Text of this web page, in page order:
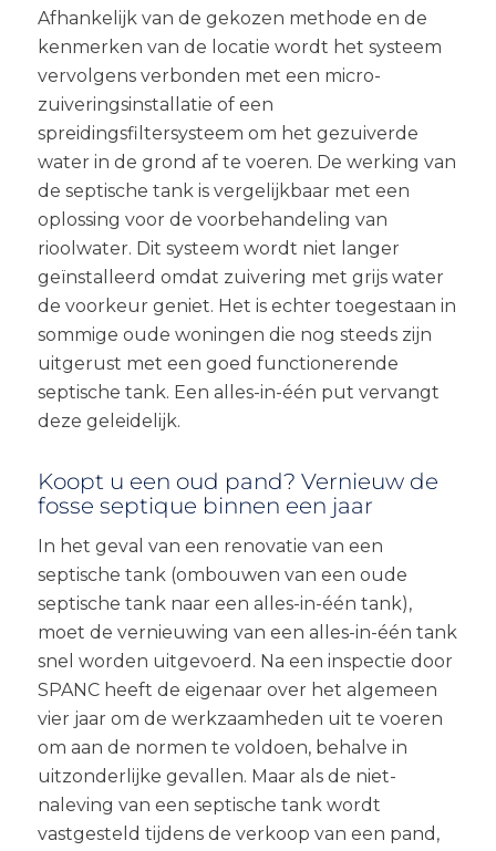
Afhankelijk van de gekozen methode en de
kenmerken van de locatie wordt het systeem
vervolgens verbonden met een micro-
zuiveringsinstallatie of een
spreidingsfiltersysteem om het gezuiverde
water in de grond af te voeren. De werking van
de septische tank is vergelijkbaar met een
oplossing voor de voorbehandeling van
rioolwater. Dit systeem wordt niet langer
geïnstalleerd omdat zuivering met grijs water
de voorkeur geniet. Het is echter toegestaan in
sommige oude woningen die nog steeds zijn
uitgerust met een goed functionerende
septische tank. Een alles-in-één put vervangt
deze geleidelijk.
Koopt u een oud pand? Vernieuw de
fosse septique binnen een jaar
In het geval van een renovatie van een
septische tank (ombouwen van een oude
septische tank naar een alles-in-één tank),
moet de vernieuwing van een alles-in-één tank
snel worden uitgevoerd. Na een inspectie door
SPANC heeft de eigenaar over het algemeen
vier jaar om de werkzaamheden uit te voeren
om aan de normen te voldoen, behalve in
uitzonderlijke gevallen. Maar als de niet-
naleving van een septische tank wordt
vastgesteld tijdens de verkoop van een pand,